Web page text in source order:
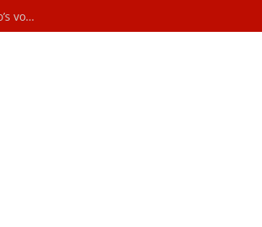
ESB: Maak benzine duurder en subsidieer elektrische auto’s voor lage inkomens